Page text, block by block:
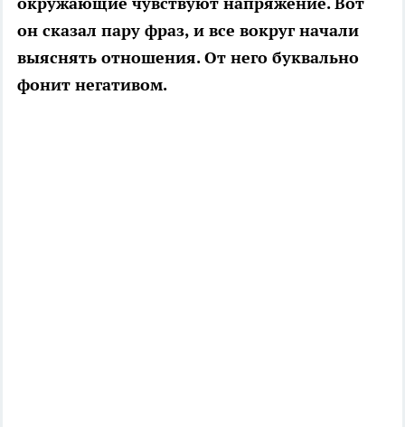
он сказал пару фраз, и все вокруг начали
выяснять отношения. От него буквально
фонит негативом.